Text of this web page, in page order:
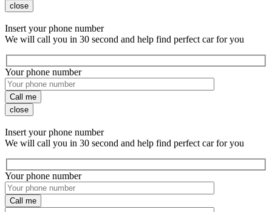
close
Insert your phone number
We will call you in 30 second and help find perfect car for you
Your phone number
Call me
close
Insert your phone number
We will call you in 30 second and help find perfect car for you
Your phone number
Call me